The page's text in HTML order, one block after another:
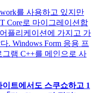
를 사용하고 있지만
Core로 마이그레이션합
플리케이션에 가지고 가
. Windows Form 응용 프
램 C++를 메인으로 사
이트에서도 스쿠쇼하고 1